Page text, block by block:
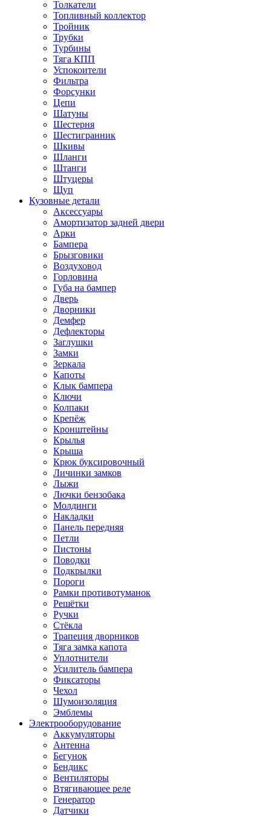
Толкатели
Топливный коллектор
Тройник
Трубки
Турбины
Тяга КПП
Успокоители
Фильтра
Форсунки
Цепи
Шатуны
Шестерня
Шестигранник
Шкивы
Шланги
Штанги
Штуцеры
Щуп
Кузовные детали
Аксессуары
Амортизатор задней двери
Арки
Бампера
Брызговики
Воздуховод
Горловина
Губа на бампер
Дверь
Дворники
Демфер
Дефлекторы
Заглушки
Замки
Зеркала
Капоты
Клык бампера
Ключи
Колпаки
Крепёж
Кронштейны
Крылья
Крыша
Крюк буксировочный
Личинки замков
Лыжи
Лючки бензобака
Молдинги
Накладки
Панель передняя
Петли
Пистоны
Поводки
Подкрылки
Пороги
Рамки противотуманок
Решётки
Ручки
Стёкла
Трапеция дворников
Тяга замка капота
Уплотнители
Усилитель бампера
Фиксаторы
Чехол
Шумоизоляция
Эмблемы
Электрооборудование
Аккумуляторы
Антенна
Бегунок
Бендикс
Вентиляторы
Втягивающее реле
Генератор
Датчики